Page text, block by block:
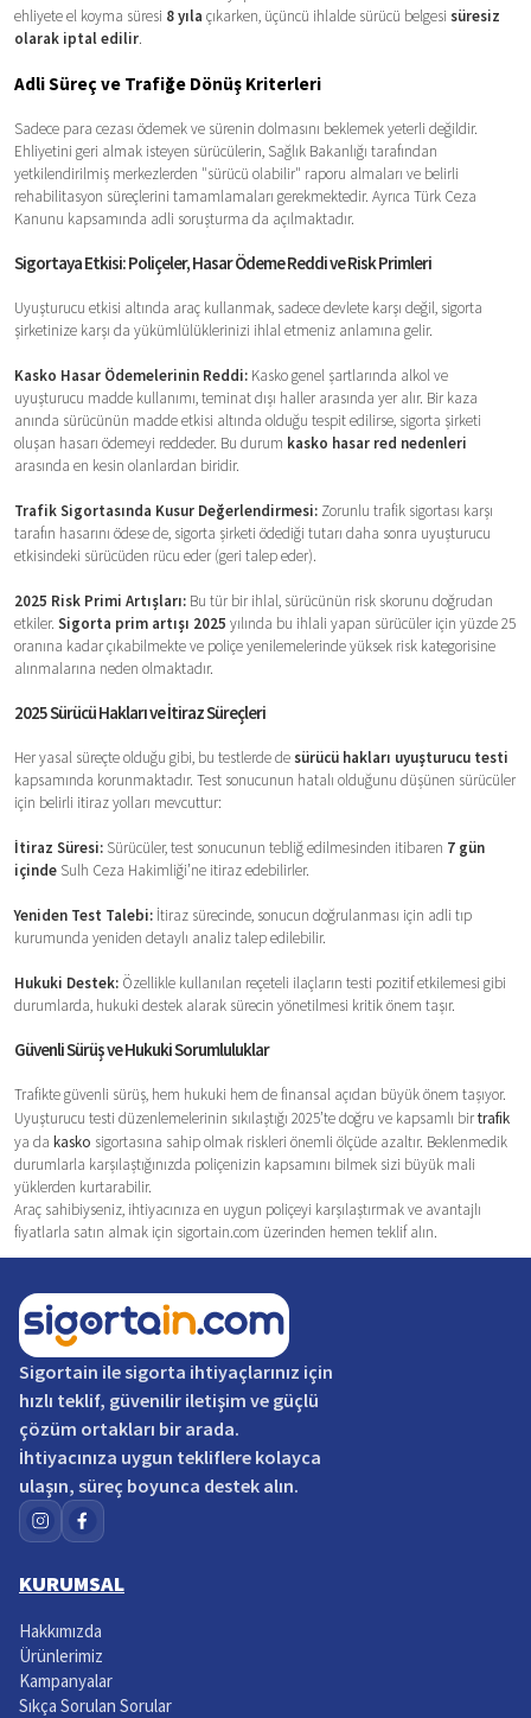
ehliyete el koyma süresi 8 yıla çıkarken, üçüncü ihlalde sürücü belgesi süresiz
olarak iptal edilir.
Adli Süreç ve Trafiğe Dönüş Kriterleri
Sadece para cezası ödemek ve sürenin dolmasını beklemek yeterli değildir.
Ehliyetini geri almak isteyen sürücülerin, Sağlık Bakanlığı tarafından
yetkilendirilmiş merkezlerden "sürücü olabilir" raporu almaları ve belirli
rehabilitasyon süreçlerini tamamlamaları gerekmektedir. Ayrıca Türk Ceza
Kanunu kapsamında adli soruşturma da açılmaktadır.
Sigortaya Etkisi: Poliçeler, Hasar Ödeme Reddi ve Risk Primleri
Uyuşturucu etkisi altında araç kullanmak, sadece devlete karşı değil, sigorta
şirketinize karşı da yükümlülüklerinizi ihlal etmeniz anlamına gelir.
Kasko Hasar Ödemelerinin Reddi: Kasko genel şartlarında alkol ve
uyuşturucu madde kullanımı, teminat dışı haller arasında yer alır. Bir kaza
anında sürücünün madde etkisi altında olduğu tespit edilirse, sigorta şirketi
oluşan hasarı ödemeyi reddeder. Bu durum kasko hasar red nedenleri
arasında en kesin olanlardan biridir.
Trafik Sigortasında Kusur Değerlendirmesi: Zorunlu trafik sigortası karşı
tarafın hasarını ödese de, sigorta şirketi ödediği tutarı daha sonra uyuşturucu
etkisindeki sürücüden rücu eder (geri talep eder).
2025 Risk Primi Artışları: Bu tür bir ihlal, sürücünün risk skorunu doğrudan
etkiler. Sigorta prim artışı 2025 yılında bu ihlali yapan sürücüler için yüzde 25
oranına kadar çıkabilmekte ve poliçe yenilemelerinde yüksek risk kategorisine
alınmalarına neden olmaktadır.
2025 Sürücü Hakları ve İtiraz Süreçleri
Her yasal süreçte olduğu gibi, bu testlerde de sürücü hakları uyuşturucu testi
kapsamında korunmaktadır. Test sonucunun hatalı olduğunu düşünen sürücüler
için belirli itiraz yolları mevcuttur:
İtiraz Süresi: Sürücüler, test sonucunun tebliğ edilmesinden itibaren 7 gün
içinde Sulh Ceza Hakimliği’ne itiraz edebilirler.
Yeniden Test Talebi: İtiraz sürecinde, sonucun doğrulanması için adli tıp
kurumunda yeniden detaylı analiz talep edilebilir.
Hukuki Destek: Özellikle kullanılan reçeteli ilaçların testi pozitif etkilemesi gibi
durumlarda, hukuki destek alarak sürecin yönetilmesi kritik önem taşır.
Güvenli Sürüş ve Hukuki Sorumluluklar
Trafikte güvenli sürüş, hem hukuki hem de finansal açıdan büyük önem taşıyor.
Uyuşturucu testi düzenlemelerinin sıkılaştığı 2025’te doğru ve kapsamlı birtrafik
ya da kasko sigortasına sahip olmak riskleri önemli ölçüde azaltır. Beklenmedik
durumlarla karşılaştığınızda poliçenizin kapsamını bilmek sizi büyük mali
yüklerden kurtarabilir.
Araç sahibiyseniz, ihtiyacınıza en uygun poliçeyi karşılaştırmak ve avantajlı
fiyatlarla satın almak için sigortain.com üzerinden hemen teklif alın.
Sigortain ile sigorta ihtiyaçlarınız için
hızlı teklif, güvenilir iletişim ve güçlü
çözüm ortakları bir arada.
İhtiyacınıza uygun tekliflere kolayca
ulaşın, süreç boyunca destek alın.
KURUMSAL
Hakkımızda
Ürünlerimiz
Kampanyalar
Sıkça Sorulan Sorular